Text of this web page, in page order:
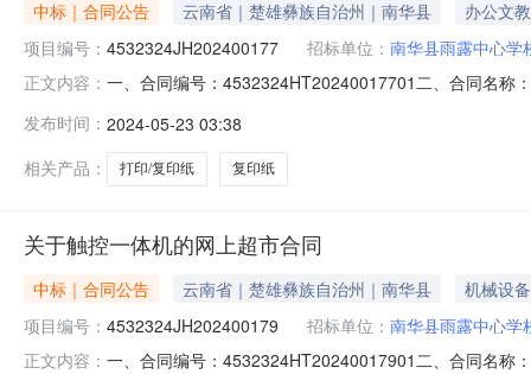
中标｜合同公告 云南省｜楚雄彝族自治州｜南华县
办公文教
项目编号： 4532324JH202400177 招标单位： 南华县雨露中心学
正文内容： 一、合同编号：4532324HT20240017701二、合同名称
镇龙城花园14幢8号联系方式：13577826688六、合同
发布时间： 2024-05-23 03:38
相关产品：
打印/复印纸 复印纸
关于触控一体机的网上超市合同
中标｜合同公告 云南省｜楚雄彝族自治州｜南华县
机械设备
项目编号： 4532324JH202400179 招标单位： 南华县雨露中心学
正文内容： 一、合同编号：4532324HT20240017901二、合同名称